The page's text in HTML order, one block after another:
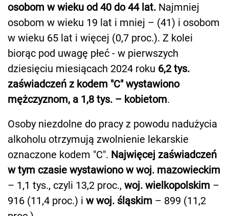
osobom w wieku od 40 do 44 lat. Najmniej
osobom w wieku 19 lat i mniej – (41) i osobom
w wieku 65 lat i więcej (0,7 proc.). Z kolei
biorąc pod uwagę płeć - w pierwszych
dziesięciu miesiącach 2024 roku 6,2 tys.
zaświadczeń z kodem "C" wystawiono
mężczyznom, a 1,8 tys. – kobietom.
Osoby niezdolne do pracy z powodu nadużycia
alkoholu otrzymują zwolnienie lekarskie
oznaczone kodem "C". Najwięcej zaświadczeń
w tym czasie wystawiono w woj. mazowieckim
– 1,1 tys., czyli 13,2 proc., woj. wielkopolskim –
916 (11,4 proc.) i w woj. śląskim – 899 (11,2